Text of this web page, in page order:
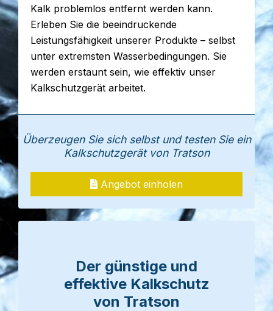
Kalk problemlos entfernt werden kann.
Erleben Sie die beeindruckende
Leistungsfähigkeit unserer Produkte – selbst
unter extremsten Wasserbedingungen. Sie
werden erstaunt sein, wie effektiv unser
Kalkschutzgerät arbeitet.
Überzeugen Sie sich selbst und testen Sie ein
Kalkschutzgerät von Tratson
Angebot einholen
Der günstige und
effektive Kalkschutz
von Tratson